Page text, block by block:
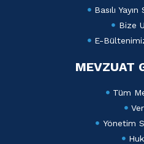
Basılı
Bize
E-
MEVZUAT
Tüm
Yönetim